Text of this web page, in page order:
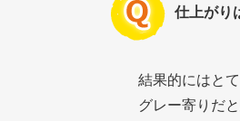
仕上がり
結果的にはと
グレー寄りだ